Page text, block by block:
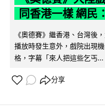
同香港一樣 網民
《奧德賽》繼香港、台灣後
播放時發生意外，戲院出現
格，字幕「來人把這些乞丐...
分享